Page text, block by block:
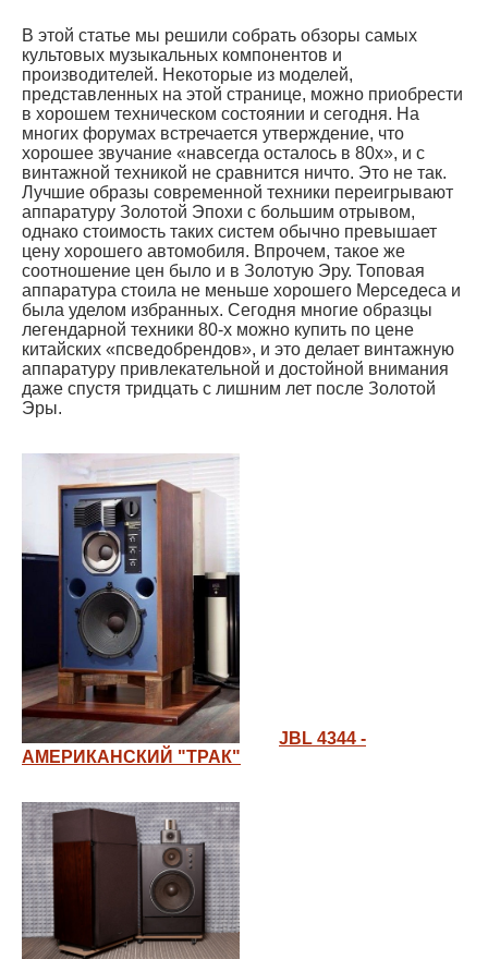
В этой статье мы решили собрать обзоры самых
культовых музыкальных компонентов и
производителей. Некоторые из моделей,
представленных на этой странице, можно приобрести
в хорошем техническом состоянии и сегодня. На
многих форумах встречается утверждение, что
хорошее звучание «навсегда осталось в 80х», и с
винтажной техникой не сравнится ничто. Это не так.
Лучшие образы современной техники переигрывают
аппаратуру Золотой Эпохи с большим отрывом,
однако стоимость таких систем обычно превышает
цену хорошего автомобиля. Впрочем, такое же
соотношение цен было и в Золотую Эру. Топовая
аппаратура стоила не меньше хорошего Мерседеса и
была уделом избранных. Сегодня многие образцы
легендарной техники 80-х можно купить по цене
китайских «псведобрендов», и это делает винтажную
аппаратуру привлекательной и достойной внимания
даже спустя тридцать с лишним лет после Золотой
Эры.
JBL 4344 -
АМЕРИКАНСКИЙ "ТРАК"